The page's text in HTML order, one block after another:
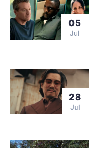
05
Jul
28
Jul